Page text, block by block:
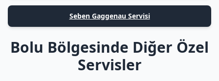
Seben Gaggenau Servisi
Bolu Bölgesinde Diğer Özel
Servisler